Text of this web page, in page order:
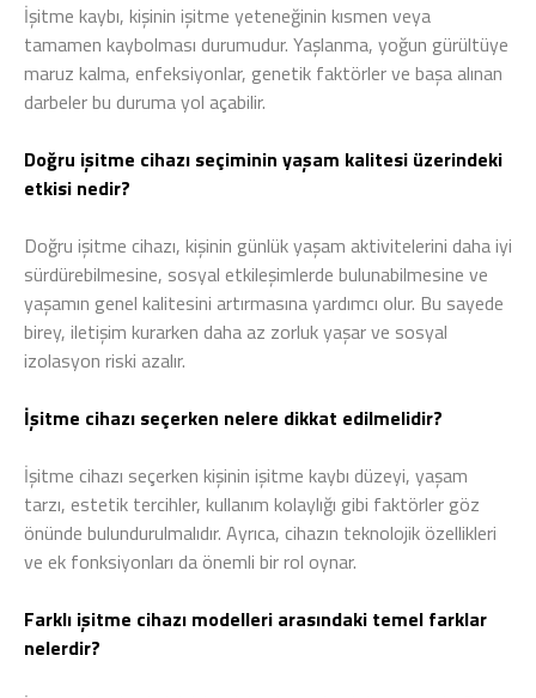
İşitme kaybı, kişinin işitme yeteneğinin kısmen veya
tamamen kaybolması durumudur. Yaşlanma, yoğun gürültüye
maruz kalma, enfeksiyonlar, genetik faktörler ve başa alınan
darbeler bu duruma yol açabilir.
Doğru işitme cihazı seçiminin yaşam kalitesi üzerindeki
etkisi nedir?
Doğru işitme cihazı, kişinin günlük yaşam aktivitelerini daha iyi
sürdürebilmesine, sosyal etkileşimlerde bulunabilmesine ve
yaşamın genel kalitesini artırmasına yardımcı olur. Bu sayede
birey, iletişim kurarken daha az zorluk yaşar ve sosyal
izolasyon riski azalır.
İşitme cihazı seçerken nelere dikkat edilmelidir?
İşitme cihazı seçerken kişinin işitme kaybı düzeyi, yaşam
tarzı, estetik tercihler, kullanım kolaylığı gibi faktörler göz
önünde bulundurulmalıdır. Ayrıca, cihazın teknolojik özellikleri
ve ek fonksiyonları da önemli bir rol oynar.
Farklı işitme cihazı modelleri arasındaki temel farklar
nelerdir?